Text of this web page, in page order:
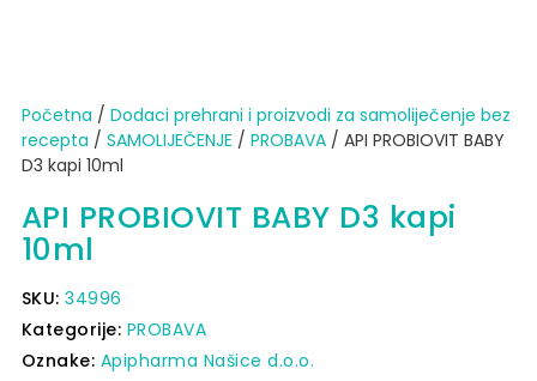
Početna / Dodaci prehrani i proizvodi za samoliječenje bez
recepta / SAMOLIJEČENJE / PROBAVA/ API PROBIOVIT BABY
D3 kapi 10ml
API PROBIOVIT BABY D3 kapi
10ml
SKU:34996
Kategorije: PROBAVA
Oznake: Apipharma Našice d.o.o.